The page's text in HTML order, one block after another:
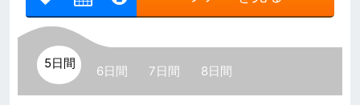
5日間
6日間 7日間 8日間